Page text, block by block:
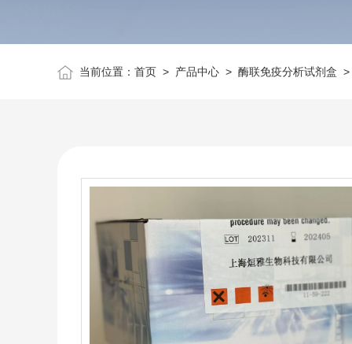
当前位置： 首页> 产品中心> 酶联免疫分析试剂盒